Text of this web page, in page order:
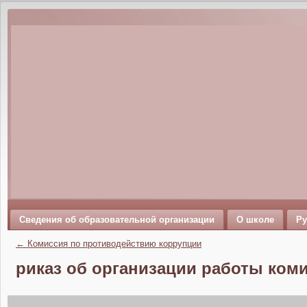
Сведения об образовательной организации О школе
← Комиссия по противодействию коррупции
риказ об организации работы